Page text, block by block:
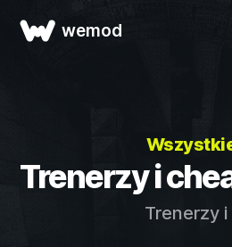
wemod
Trenerzy i
Trenerzy